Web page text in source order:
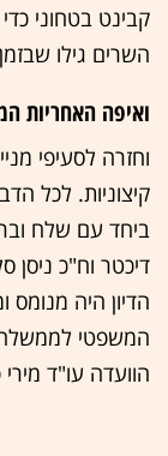
קבינט בטחוני
השרים גילו
ואיפה האחריות
קיצוניות. לכל
ביחד עם שלח
דיכטר וח"כ ניסן
הדיון היה
המשפטי
הוועדה עו"ד